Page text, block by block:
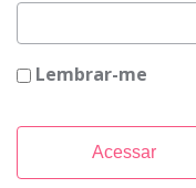
Lembrar-me